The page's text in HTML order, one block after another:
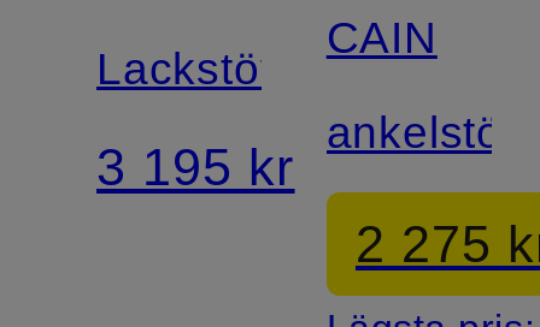
Lackstövletter
3 195 kr
CAIN
2 275